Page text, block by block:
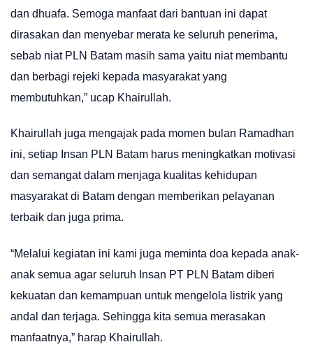
dan dhuafa. Semoga manfaat dari bantuan ini dapat
dirasakan dan menyebar merata ke seluruh penerima,
sebab niat PLN Batam masih sama yaitu niat membantu
dan berbagi rejeki kepada masyarakat yang
membutuhkan,” ucap Khairullah.
Khairullah juga mengajak pada momen bulan Ramadhan
ini, setiap Insan PLN Batam harus meningkatkan motivasi
dan semangat dalam menjaga kualitas kehidupan
masyarakat di Batam dengan memberikan pelayanan
terbaik dan juga prima.
“Melalui kegiatan ini kami juga meminta doa kepada anak-
anak semua agar seluruh Insan PT PLN Batam diberi
kekuatan dan kemampuan untuk mengelola listrik yang
andal dan terjaga. Sehingga kita semua merasakan
manfaatnya,” harap Khairullah.